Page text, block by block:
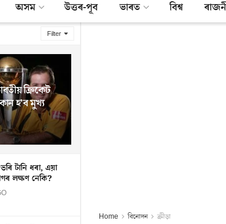
Filter
ক্ৰিকেট
হ’ব মুখ্য
টানি ধৰা, এয়া
লক্ষণ নেকি?
অসম উত্তৰ-পূব ভাৰত বিশ্ব
Home বিনোদন ক্ৰীড়া